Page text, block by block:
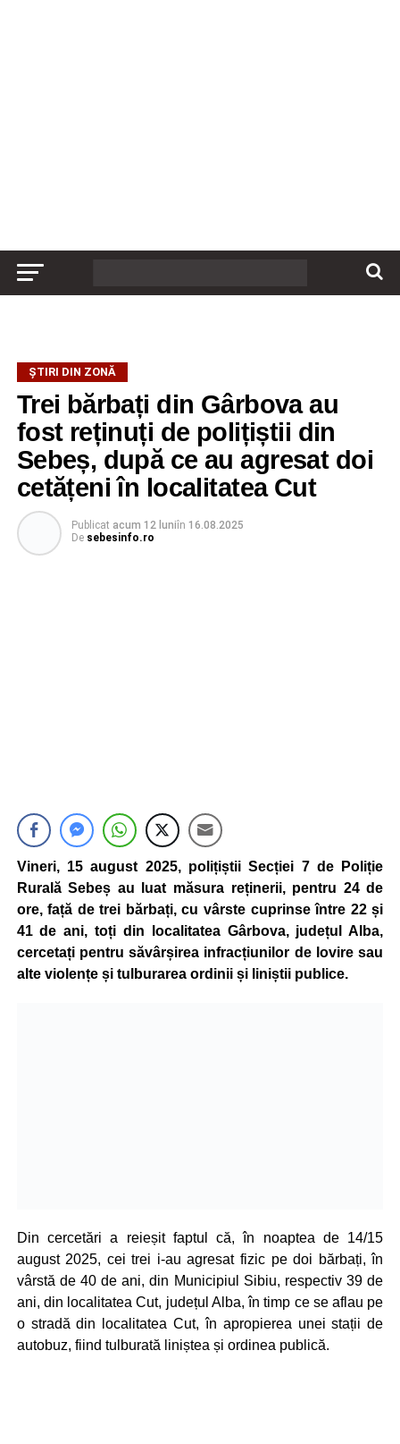
ȘTIRI DIN ZONĂ
Trei bărbați din Gârbova au
fost reținuți de polițiștii din
Sebeș, după ce au agresat doi
cetățeni în localitatea Cut
Publicat acum 12 luniîn 16.08.2025
De sebesinfo.ro
Vineri, 15 august 2025, polițiștii Secției 7 de Poliție
Rurală Sebeș au luat măsura reținerii, pentru 24 de
ore, față de trei bărbați, cu vârste cuprinse între 22 și
41 de ani, toți din localitatea Gârbova, județul Alba,
cercetați pentru săvârșirea infracțiunilor de lovire sau
alte violențe și tulburarea ordinii și liniștii publice.
Din cercetări a reieșit faptul că, în noaptea de 14/15
august 2025, cei trei i-au agresat fizic pe doi bărbați, în
vârstă de 40 de ani, din Municipiul Sibiu, respectiv 39 de
ani, din localitatea Cut, județul Alba, în timp ce se aflau pe
o stradă din localitatea Cut, în apropierea unei stații de
autobuz, fiind tulburată liniștea și ordinea publică.